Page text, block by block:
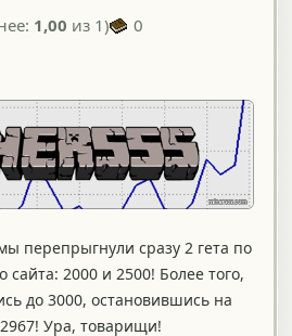
1,00 из 1) 0
перепрыгнули сразу 2 гета по
2000 и 2500! Более того,
до 3000, остановившись на
Ура, товарищи!